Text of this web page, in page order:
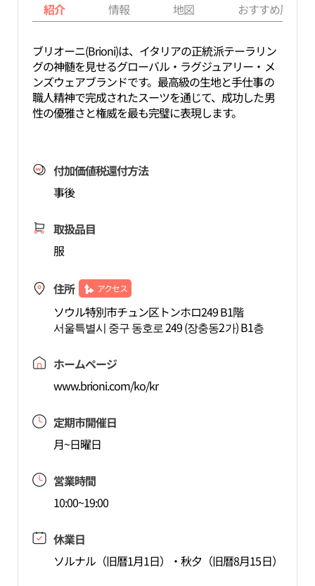
紹介 情報 地図 おすすめ周辺
ブリオーニ(Brioni)は、イタリアの正統派テーラリン
グの神髄を見せるグローバル・ラグジュアリー・メ
ンズウェアブランドです。最高級の生地と手仕事の
職人精神で完成されたスーツを通じて、成功した男
性の優雅さと権威を最も完璧に表現します。
付加価値税還付方法
事後
取扱品目
服
住所 アクセス
ソウル特別市チュン区トンホロ249 B1階
서울특별시 중구 동호로 249 (장충동2가) B1층
ホームページ
www.brioni.com/ko/kr
定期市開催日
月~日曜日
営業時間
10:00~19:00
休業日
ソルナル（旧暦1月1日）・秋夕（旧暦8月15日）